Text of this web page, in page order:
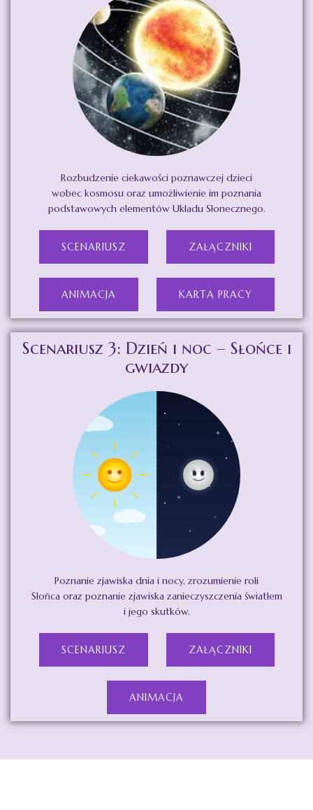
Rozbudzenie ciekawości poznawczej dzieci
wobec kosmosu oraz umożliwienie im poznania
podstawowych elementów Układu Słonecznego.
SCENARIUSZ ZAŁĄCZNIKI
ANIMACJA KARTA PRACY
Scenariusz 3: Dzień i noc – Słońce i
gwiazdy
Poznanie zjawiska dnia i nocy, zrozumienie roli
Słońca oraz poznanie zjawiska zanieczyszczenia światłem
i jego skutków.
SCENARIUSZ ZAŁĄCZNIKI
ANIMACJA